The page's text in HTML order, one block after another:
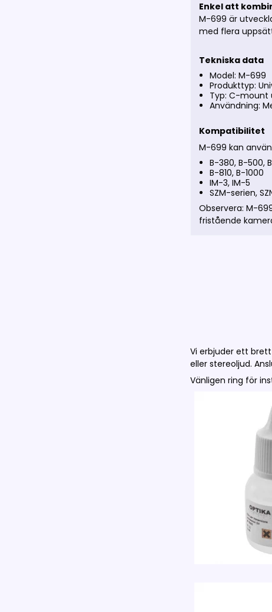
Enkel att
M-699 är
med flera
Tekniska data
Model: M-699
Produkttyp:
Typ: C-mount
Användning:
Kompatibilitet
M-699 kan
B-380, B-500,
B-810, B-1000
IM-3, IM-5
SZM-serien,
Observera: M-
fristående
Vi erbjuder ett
eller stereoljud.
Vänligen ring för